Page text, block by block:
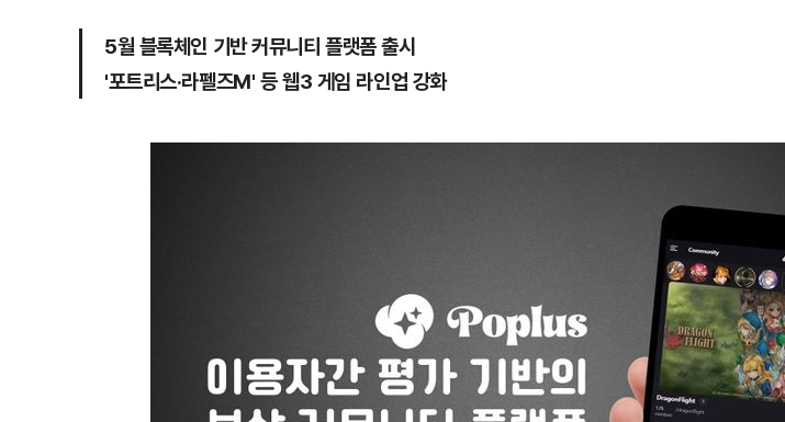
5월 블록체인 기반 커뮤니티 플랫폼 출시
'포트리스·라펠즈M' 등 웹3 게임 라인업 강화
3
4